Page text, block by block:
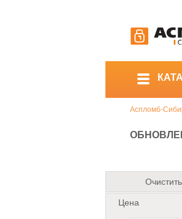
Аспломб-
Цена